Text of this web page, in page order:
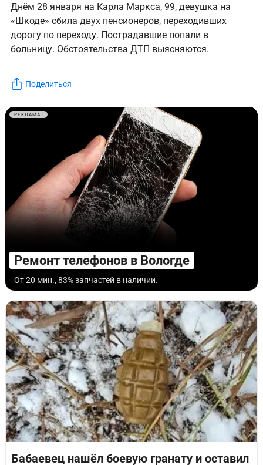
Днём 28 января на Карла Маркса, 99, девушка на
«Шкоде» сбила двух пенсионеров, переходивших
дорогу по переходу. Пострадавшие попали в
больницу. Обстоятельства ДТП выясняются.
Поделиться
РЕКЛАМА
Ремонт телефонов в Вологде
От 20 мин., 83% запчастей в наличии.
Бабаевец нашёл боевую гранату и оставил